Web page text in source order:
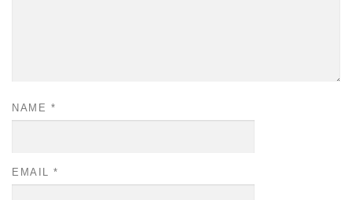
NAME *
EMAIL *